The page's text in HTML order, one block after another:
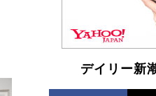
デイリー新